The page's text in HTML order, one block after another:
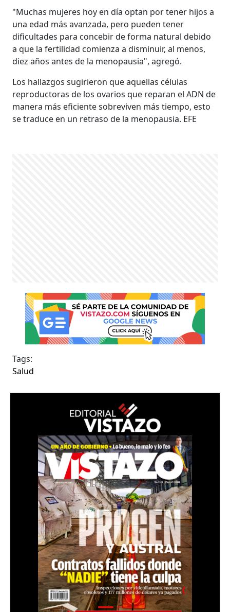
"Muchas mujeres hoy en día optan por tener hijos a
una edad más avanzada, pero pueden tener
dificultades para concebir de forma natural debido
a que la fertilidad comienza a disminuir, al menos,
diez años antes de la menopausia", agregó.
Los hallazgos sugirieron que aquellas células
reproductoras de los ovarios que reparan el ADN de
manera más eficiente sobreviven más tiempo, esto
se traduce en un retraso de la menopausia. EFE
Tags:
Salud